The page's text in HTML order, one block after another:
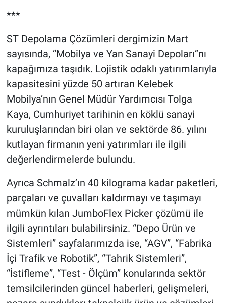
***
ST Depolama Çözümleri dergimizin Mart
sayısında, “Mobilya ve Yan Sanayi Depoları”nı
kapağımıza taşıdık. Lojistik odaklı yatırımlarıyla
kapasitesini yüzde 50 artıran Kelebek
Mobilya’nın Genel Müdür Yardımcısı Tolga
Kaya, Cumhuriyet tarihinin en köklü sanayi
kuruluşlarından biri olan ve sektörde 86. yılını
kutlayan firmanın yeni yatırımları ile ilgili
değerlendirmelerde bulundu.
Ayrıca Schmalz’ın 40 kilograma kadar paketleri,
parçaları ve çuvalları kaldırmayı ve taşımayı
mümkün kılan JumboFlex Picker çözümü ile
ilgili ayrıntıları bulabilirsiniz. “Depo Ürün ve
Sistemleri” sayfalarımızda ise, “AGV”, “Fabrika
İçi Trafik ve Robotik”, “Tahrik Sistemleri”,
“İstifleme”, “Test - Ölçüm” konularında sektör
temsilcilerinden güncel haberleri, gelişmeleri,